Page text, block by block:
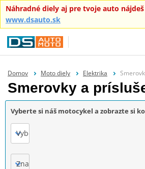
Náhradné diely aj pre tvoje auto
www.dsauto.sk
Domov Moto diely Elektrika
Smerovky a
Vyberte si náš motocykel a zobrazte si
Vyberte
Značka